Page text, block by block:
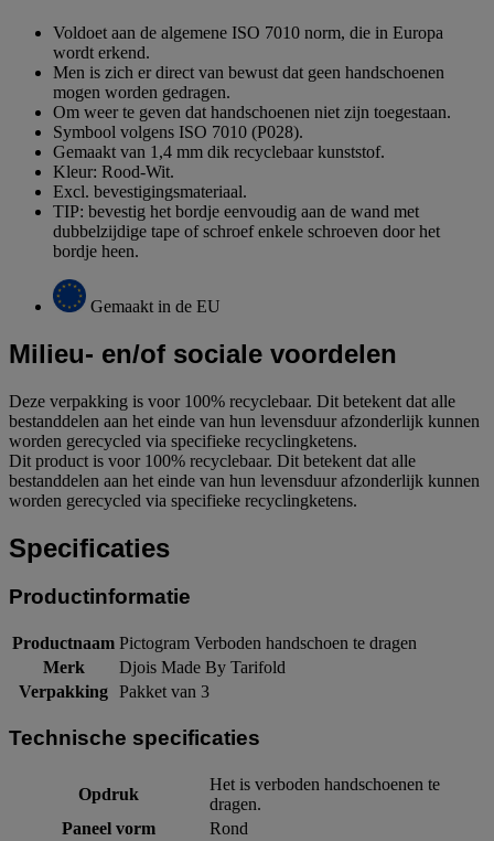
Voldoet aan de algemene ISO 7010 norm, die in Europa
wordt erkend.
Men is zich er direct van bewust dat geen handschoenen
mogen worden gedragen.
Om weer te geven dat handschoenen niet zijn toegestaan.
Symbool volgens ISO 7010 (P028).
Gemaakt van 1,4 mm dik recyclebaar kunststof.
Kleur: Rood-Wit.
Excl. bevestigingsmateriaal.
TIP: bevestig het bordje eenvoudig aan de wand met
dubbelzijdige tape of schroef enkele schroeven door het
bordje heen.
Gemaakt in de EU
Milieu- en/of sociale voordelen
Deze verpakking is voor 100% recyclebaar. Dit betekent dat alle
bestanddelen aan het einde van hun levensduur afzonderlijk kunnen
worden gerecycled via specifieke recyclingketens.
Dit product is voor 100% recyclebaar. Dit betekent dat alle
bestanddelen aan het einde van hun levensduur afzonderlijk kunnen
worden gerecycled via specifieke recyclingketens.
Specificaties
Productinformatie
Productnaam Pictogram Verboden handschoen te dragen
Merk
Djois Made By Tarifold
Verpakking Pakket van 3
Technische specificaties
Opdruk
Het is verboden handschoenen te
dragen.
Paneel vorm
Rond